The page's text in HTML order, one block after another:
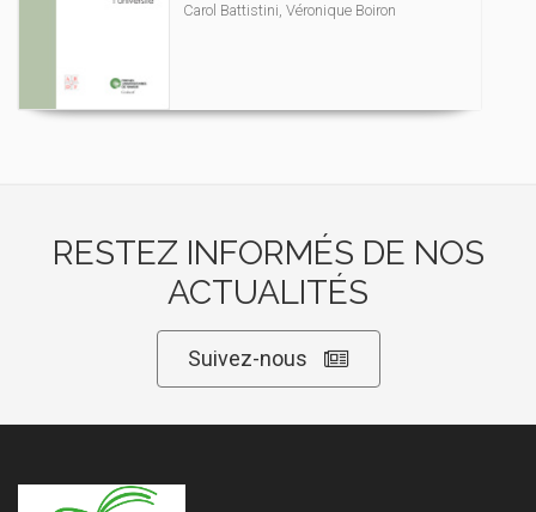
Carol Battistini, Véronique Boiron
RESTEZ INFORMÉS DE NOS
ACTUALITÉS
Suivez-nous